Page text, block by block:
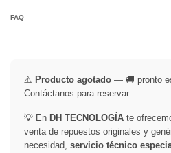
FAQ
⚠️ Producto agotado — 🚚 pronto
Contáctanos para reservar.
💡 En DH TECNOLOGÍA te
venta de repuestos originales y
necesidad, servicio técnico